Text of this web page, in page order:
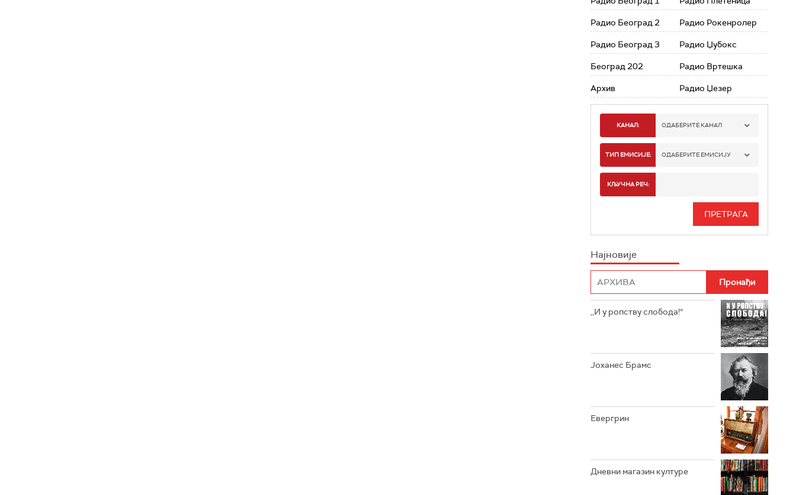
Радио Београд 2
Радио Београд 3
Београд 202
Архив
Радио Рокенролер
Радио Џубокс
Радио Вртешка
Радио Џезер
КАНАЛ: ОДАБЕРИТЕ КАНАЛ
РАДИО БЕОГРАД 1
РАДИО БЕОГРАД 3
РАДИО РОКЕНРОЛЕР
РАДИО ЏУБОКС
РАДИО ВРТЕШКА
РАДИО ЏЕЗЕР
ТИП ЕМИСИЈЕ: ОДАБЕРИТЕ ЕМИСИЈУ
ИНФО
КЉУЧНА РЕЧ:
Најновије
,,И у ропству слобода!“
Јоханес Брамс
Евергрин
Дневни магазин културе